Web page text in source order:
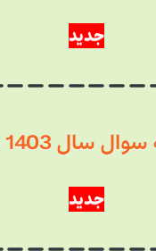
جدید
سال 1403 +پاسخ
جدید